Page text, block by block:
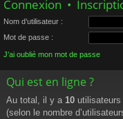
Connexion •
Nom d’utilisateur :
Mot de passe :
J’ai oublié mon mot de passe
Qui est en ligne ?
Au total, il y a 10
(selon le nombre